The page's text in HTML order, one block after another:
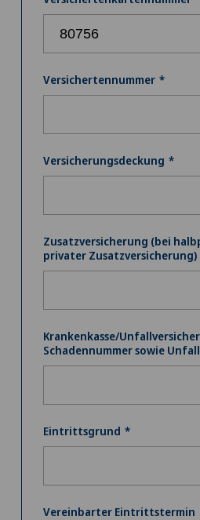
Versichertennummer
Versicherungsdeckung
Zusatzversicherung (bei
privater Zusatzversicherung)
Krankenkasse/
Schadennummer sowie
Eintrittsgrund
Vereinbarter Eintrittstermin